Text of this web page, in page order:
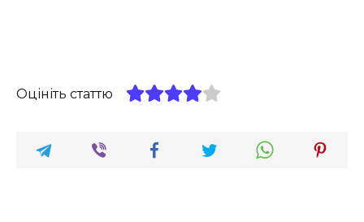
Оцініть статтю